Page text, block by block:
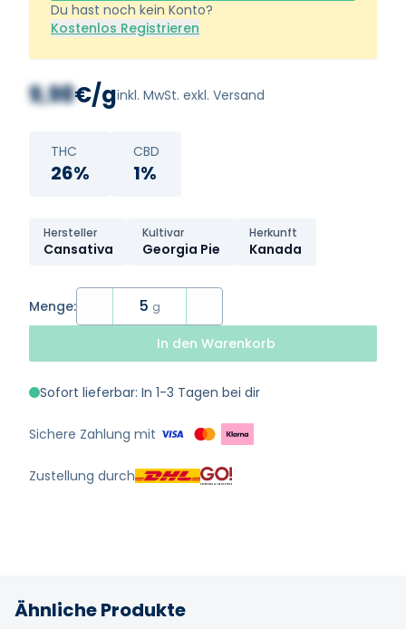
Du hast noch kein Konto?
Kostenlos Registrieren
9,98€/ginkl. MwSt. exkl. Versand
THC
26%
CBD
1%
Hersteller
Cansativa
Kultivar
Georgia Pie
Herkunft
Kanada
Menge: 5 g
In den Warenkorb
Sofort lieferbar: In 1-3 Tagen bei dir
Sichere Zahlung mit
Zustellung durch
Ähnliche Produkte